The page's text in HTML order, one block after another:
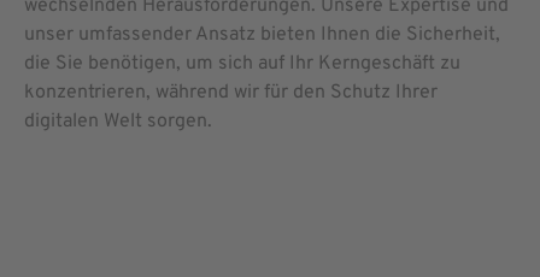
wechselnden Herausforderungen. Unsere Expertise und
unser umfassender Ansatz bieten Ihnen die Sicherheit,
die Sie benötigen, um sich auf Ihr Kerngeschäft zu
konzentrieren, während wir für den Schutz Ihrer
digitalen Welt sorgen.